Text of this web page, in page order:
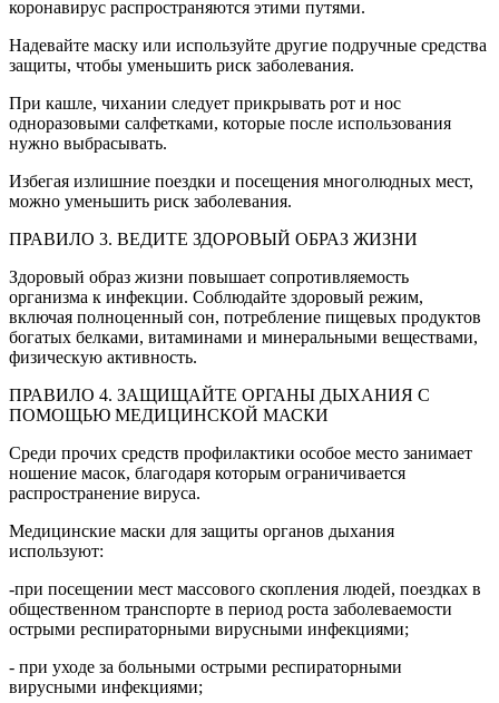
коронавирус распространяются этими путями.
Надевайте маску или используйте другие подручные средства
защиты, чтобы уменьшить риск заболевания.
При кашле, чихании следует прикрывать рот и нос
одноразовыми салфетками, которые после использования
нужно выбрасывать.
Избегая излишние поездки и посещения многолюдных мест,
можно уменьшить риск заболевания.
ПРАВИЛО 3. ВЕДИТЕ ЗДОРОВЫЙ ОБРАЗ ЖИЗНИ
Здоровый образ жизни повышает сопротивляемость
организма к инфекции. Соблюдайте здоровый режим,
включая полноценный сон, потребление пищевых продуктов
богатых белками, витаминами и минеральными веществами,
физическую активность.
ПРАВИЛО 4. ЗАЩИЩАЙТЕ ОРГАНЫ ДЫХАНИЯ С
ПОМОЩЬЮ МЕДИЦИНСКОЙ МАСКИ
Среди прочих средств профилактики особое место занимает
ношение масок, благодаря которым ограничивается
распространение вируса.
Медицинские маски для защиты органов дыхания
используют:
-при посещении мест массового скопления людей, поездках в
общественном транспорте в период роста заболеваемости
острыми респираторными вирусными инфекциями;
- при уходе за больными острыми респираторными
вирусными инфекциями;